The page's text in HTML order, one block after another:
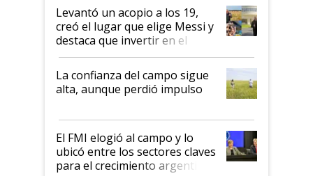
Levantó un acopio a los 19,
creó el lugar que elige Messi y
destaca que invertir en el
kirchnerismo era como "darle
plata a un hijo para droga":
Juan Félix Rossetti, el libertario
que de una dura crisis salió
de Milei
La confianza del campo sigue
alta, aunque perdió impulso
El FMI elogió al campo y lo
ubicó entre los sectores claves
para el crecimiento argentino